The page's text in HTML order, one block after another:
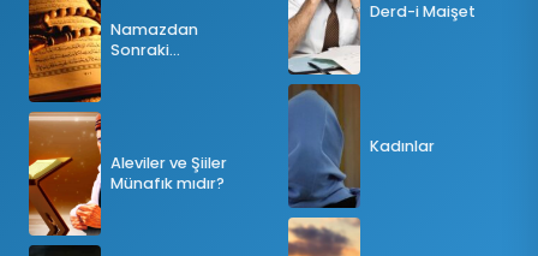
Namazdan
Sonraki
Aleviler ve Şiiler
Münafık mıdır?
Derd-i Maişet
Kadınlar